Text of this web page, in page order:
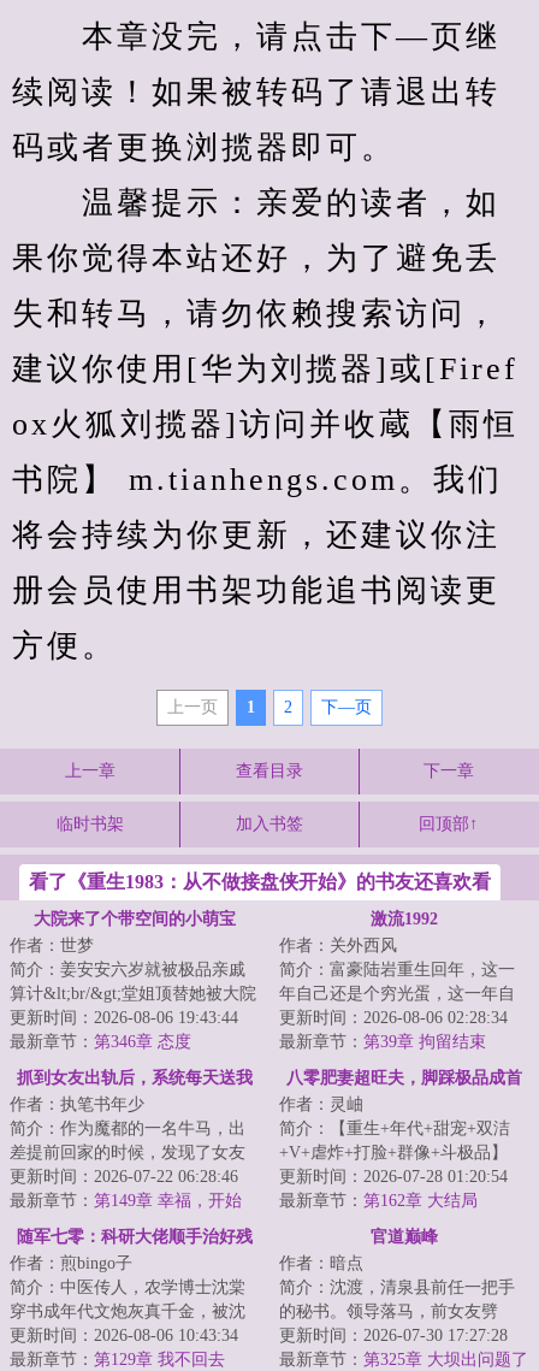
本章没完，请点击下—页继
续阅读！如果被转码了请退出转
码或者更换浏揽器即可。
温馨提示：亲爱的读者，如
果你觉得本站还好，为了避免丢
失和转马，请勿依赖搜索访问，
建议你使用[华为刘揽器]或[Firef
ox火狐刘揽器]访问并收蔵【雨恒
书院】 m.tianhengs.com。我们
将会持续为你更新，还建议你注
册会员使用书架功能追书阅读更
方便。
上一页 1 2 下—页
上一章 查看目录 下一章
临时书架 加入书签 回顶部↑
看了《重生1983：从不做接盘侠开始》的书友还喜欢看
大院来了个带空间的小萌宝
作者：世梦
简介：姜安安六岁就被极品亲戚
算计&lt;br/&gt;堂姐顶替她被大院
军官收养，三姑把她给痴傻继子
当童养媳。&...
更新时间：2026-08-06 19:43:44
最新章节： 第346章 态度
激流1992
作者：关外西风
简介：富豪陆岩重生回年，这一
年自己还是个穷光蛋，这一年自
己什么都不是。&lt;br/&gt;但是这
一年她还在...
更新时间：2026-08-06 02:28:34
最新章节： 第39章 拘留结束
抓到女友出轨后，系统每天送我
三百万！
作者：执笔书年少
简介：作为魔都的一名牛马，出
差提前回家的时候，发现了女友
出轨。&lt;br/&gt;一气之下，痛打
狗男女，林...
更新时间：2026-07-22 06:28:46
最新章节： 第149章 幸福，开始
了……
八零肥妻超旺夫，脚踩极品成首
作者：灵岫
简介：【重生+年代+甜宠+双洁
+V+虐炸+打脸+群像+斗极品】
&lt;br/&gt;现代高科技人才宋青禾
穿成八零作精肥...
更新时间：2026-07-28 01:20:54
最新章节： 第162章 大结局
随军七零：科研大佬顺手治好残
疾首长
作者：煎bingo子
简介：中医传人，农学博士沈棠
穿书成年代文炮灰真千金，被沈
家逼迫替养女嫁给残废绝嗣的西
北空军团长。她...
更新时间：2026-08-06 10:43:34
最新章节： 第129章 我不回去
官道巅峰
作者：暗点
简介：沈渡，清泉县前任一把手
的秘书。领导落马，前女友劈
腿，同事落井下石，他成了整个
县官场最想踢走的...
更新时间：2026-07-30 17:27:28
最新章节： 第325章 大坝出问题了